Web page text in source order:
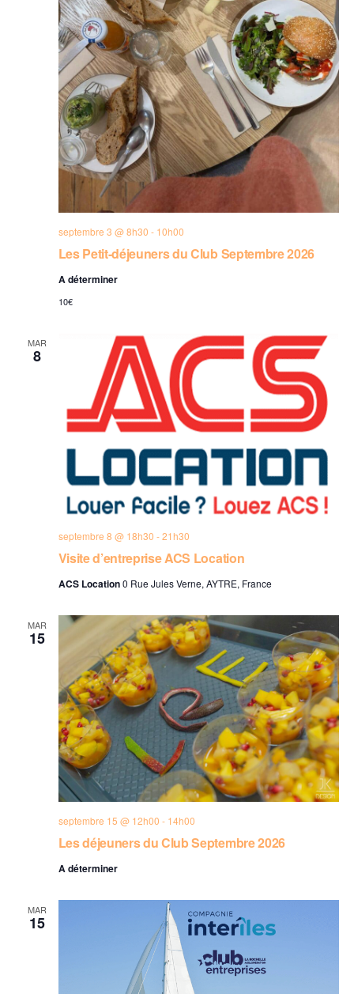
Les Petit-déjeuners du Club Septembre 2026
septembre 3 @ 8h30 - 10h00
A déterminer
10€
MAR
8
Visite d’entreprise ACS Location
septembre 8 @ 18h30 -21h30
ACS Location0 Rue Jules Verne, AYTRE, France
MAR
15
Les déjeuners du Club Septembre 2026
septembre 15 @ 12h00 - 14h00
A déterminer
MAR
15